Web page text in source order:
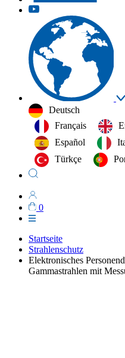
Deutsch
Français
Español
Türkçe
0
Startseite
Strahlenschutz
Elektronisches
Gammastrahlen mit